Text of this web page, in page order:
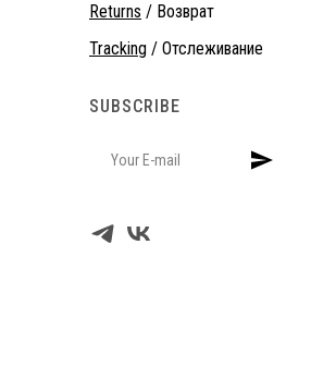
Returns / Возврат
Tracking / Отслеживание
SUBSCRIBE